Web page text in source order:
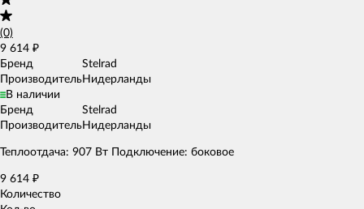
(0)
9 614 ₽
Бренд
Stelrad
ПроизводительНидерланды
В наличии
Бренд
Stelrad
ПроизводительНидерланды
Теплоотдача: 907 Вт Подключение: боковое
9 614 ₽
Количество